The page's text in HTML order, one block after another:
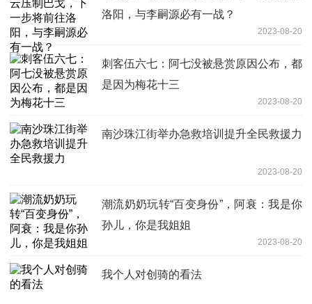
洛阳，与李嗣源必有一战？
2023-08-20
刺客伍六七：阿七没被悬赏原因公布，都
是因为梅花十三
2023-08-20
南沙珠江街举办急救培训提升全民救援力
2023-08-20
潮流奶奶玩转“百变身份”，阿衰：我是你
孙儿，你是我姐姐
2023-08-20
我个人对创骑的看法